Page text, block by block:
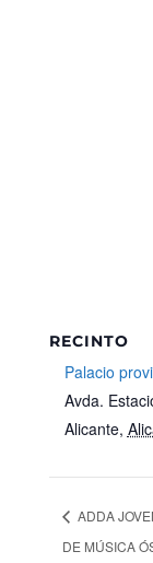
RECINTO
Palacio
Avda.
Alicante,
ADDA
DE MÚSICA